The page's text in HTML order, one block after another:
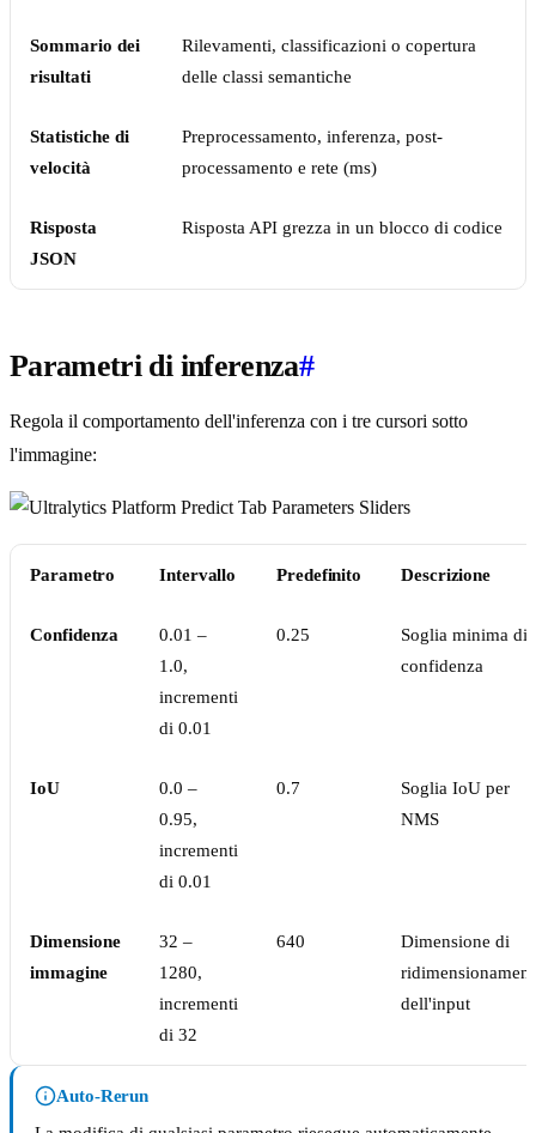
Sommario dei
risultati
Rilevamenti, classificazioni o copertura
delle classi semantiche
Statistiche di
velocità
Preprocessamento, inferenza, post-
processamento e rete (ms)
Risposta
JSON
Risposta API grezza in un blocco di codice
Parametri di inferenza#
Regola il comportamento dell'inferenza con i tre cursori sotto
l'immagine:
Parametro Intervallo Predefinito Descrizione
Confidenza
0.01 –
1.0,
incrementi
di 0.01
0.25
Soglia minima di
confidenza
IoU
0.0 –
0.95,
incrementi
di 0.01
0.7
Soglia IoU per
NMS
Dimensione
immagine
32 –
1280,
incrementi
di 32
640
Dimensione di
dell'input
Auto-Rerun